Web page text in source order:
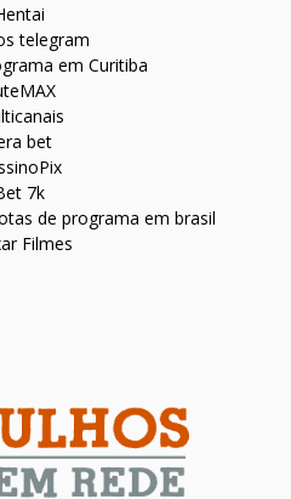
telegram
em Curitiba
bet
7k
de programa em brasil
Filmes